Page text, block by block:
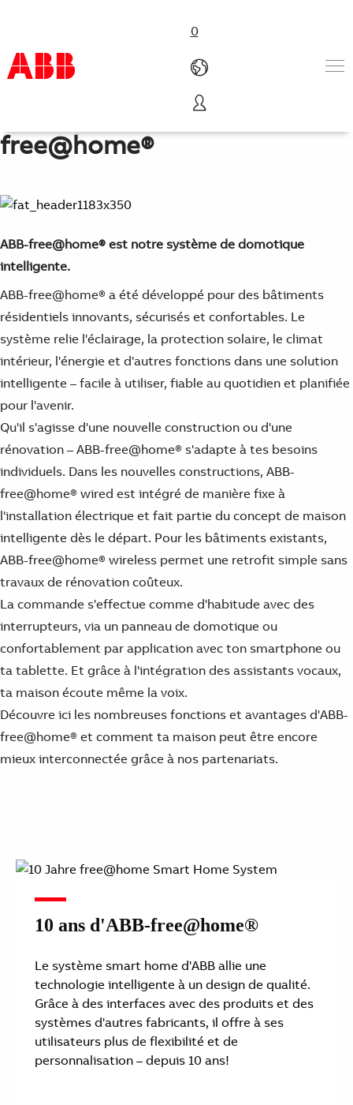
0
Products & Solutions
Industries
Where to buy
Careers
Suggestions
Products
See more products
Domotique avec ABB-
free@home®
ABB-free@home® est notre système de domotique
intelligente.
ABB-free@home® a été développé pour des bâtiments
résidentiels innovants, sécurisés et confortables. Le
système relie l'éclairage, la protection solaire, le climat
intérieur, l'énergie et d'autres fonctions dans une solution
intelligente – facile à utiliser, fiable au quotidien et planifiée
pour l'avenir.
Qu'il s'agisse d'une nouvelle construction ou d'une
rénovation – ABB-free@home® s'adapte à tes besoins
individuels. Dans les nouvelles constructions, ABB-
free@home® wired est intégré de manière fixe à
l'installation électrique et fait partie du concept de maison
intelligente dès le départ. Pour les bâtiments existants,
ABB-free@home® wireless permet une retrofit simple sans
travaux de rénovation coûteux.
La commande s'effectue comme d'habitude avec des
interrupteurs, via un panneau de domotique ou
confortablement par application avec ton smartphone ou
ta tablette. Et grâce à l'intégration des assistants vocaux,
ta maison écoute même la voix.
Découvre ici les nombreuses fonctions et avantages d'ABB-
free@home® et comment ta maison peut être encore
mieux interconnectée grâce à nos partenariats.
10 ans d'ABB-free@home®
Le système smart home d'ABB allie une
technologie intelligente à un design de qualité.
Grâce à des interfaces avec des produits et des
systèmes d'autres fabricants, il offre à ses
utilisateurs plus de flexibilité et de
personnalisation – depuis 10 ans!